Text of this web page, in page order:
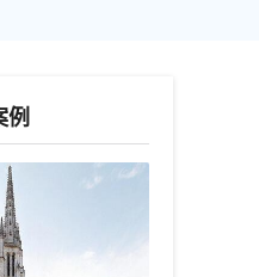
例